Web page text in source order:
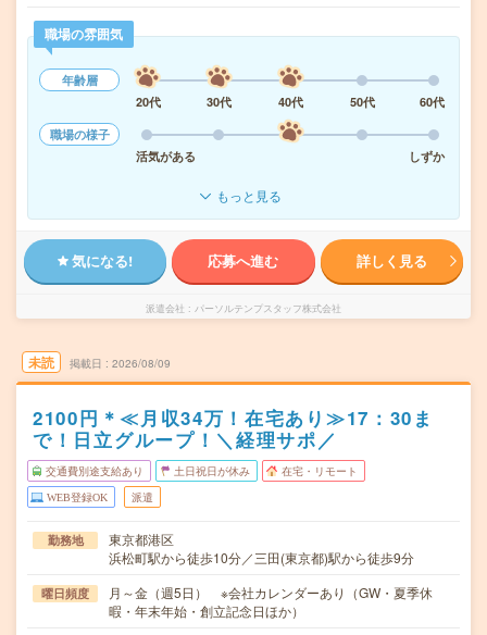
職場の雰囲気
年齢層
20代
30代 40代 50代
60代
職場の様子
活気がある
しずか
もっと見る
気になる! 応募へ進む 詳しく見る
派遣会社 パーソルテンプスタッフ株式会社
未読 掲載日 2026/08/09
2100円＊≪月収34万！在宅あり≫17：30ま
で！日立グループ！＼経理サポ／
交通費別途支給あり 土日祝日が休み 在宅・リモート
WEB登録OK 派遣
勤務地
東京都港区
浜松町駅から徒歩10分／三田(東京都)駅から徒歩9分
曜日頻度
月～金（週5日） ※会社カレンダーあり（GW・夏季休
暇・年末年始・創立記念日ほか）